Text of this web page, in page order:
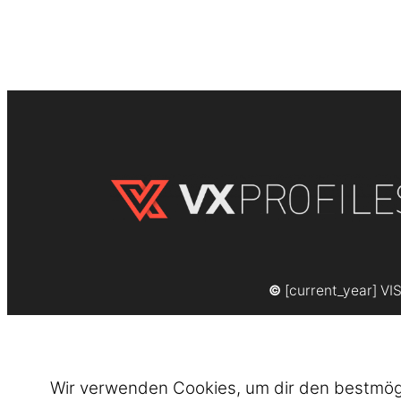
© [current_year]
Wir verwenden Cookies, um dir den